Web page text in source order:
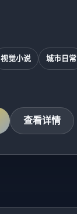
视觉小说 城市日常
查看详情